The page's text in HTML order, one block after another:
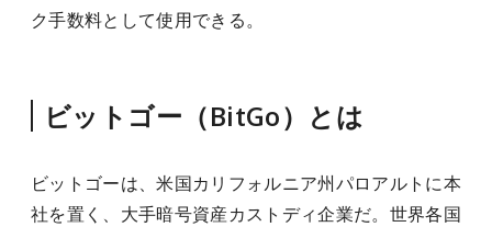
ク手数料として使用できる。
ビットゴー（BitGo）とは
ビットゴーは、米国カリフォルニア州パロアルトに本
社を置く、大手暗号資産カストディ企業だ。世界各国